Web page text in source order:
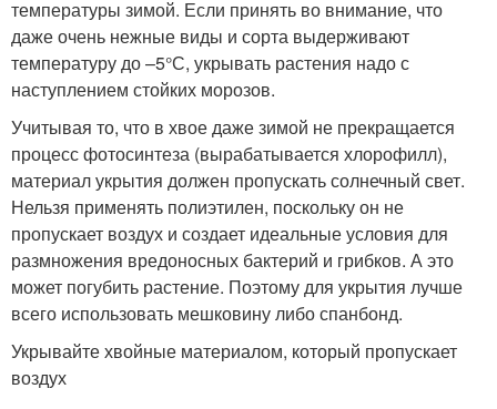
температуры зимой. Если принять во внимание, что
даже очень нежные виды и сорта выдерживают
температуру до –5°С, укрывать растения надо с
наступлением стойких морозов.
Учитывая то, что в хвое даже зимой не прекращается
процесс фотосинтеза (вырабатывается хлорофилл),
материал укрытия должен пропускать солнечный свет.
Нельзя применять полиэтилен, поскольку он не
пропускает воздух и создает идеальные условия для
размножения вредоносных бактерий и грибков. А это
может погубить растение. Поэтому для укрытия лучше
всего использовать мешковину либо спанбонд.
Укрывайте хвойные материалом, который пропускает
воздух